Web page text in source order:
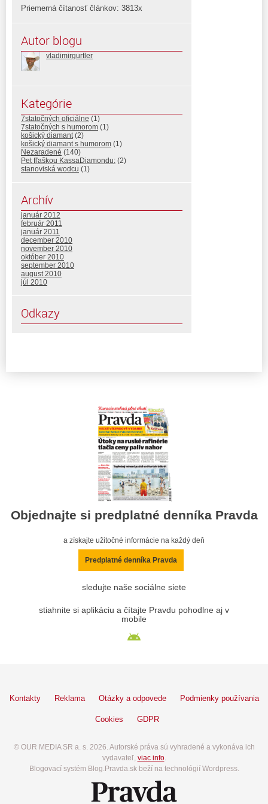
Priemerná čítanosť článkov: 3813x
Autor blogu
vladimirgurtler
Kategórie
7statočných oficiálne (1)
7statočných s humorom (1)
košický diamant(2)
košický diamant s humorom (1)
Nezaradené (140)
Pet fľaškou KassaDiamondu: (2)
stanoviská wodcu (1)
Archív
január 2012
február 2011
január 2011
december 2010
november 2010
október 2010
september 2010
august 2010
júl 2010
Odkazy
Objednajte si predplatné denníka Pravda
a získajte užitočné informácie na každý deň
Predplatné denníka Pravda
sledujte naše sociálne siete
stiahnite si aplikáciu a čítajte Pravdu pohodlne aj v
mobile
Kontakty Reklama Otázky a odpovede Podmienky používania
Cookies GDPR
© OUR MEDIA SR a. s. 2026. Autorské práva sú vyhradené a vykonáva ich
vydavateľ, viac info.
Blogovací systém Blog.Pravda.sk beží na technológií Wordpress.